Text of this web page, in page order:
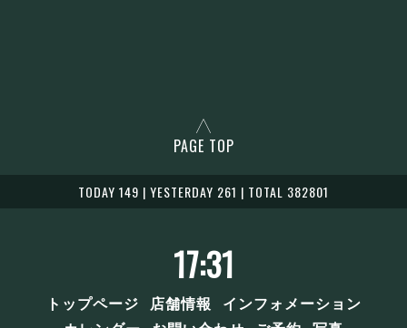
PAGE TOP
TODAY 149 | YESTERDAY 261 | TOTAL 382801
17:31
トップページ 店舗情報
インフォメーション